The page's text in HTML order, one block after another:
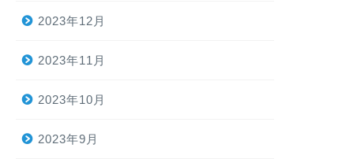
2023年12月
2023年11月
2023年10月
2023年9月